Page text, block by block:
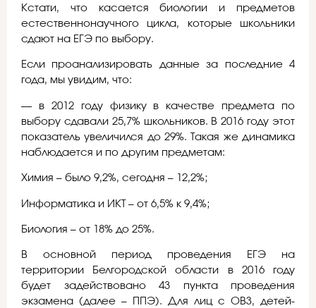
Кстати, что касается биологии и предметов
естественнонаучного цикла, которые школьники
сдают на ЕГЭ по выбору.
Если проанализировать данные за последние 4
года, мы увидим, что:
— в 2012 году физику в качестве предмета по
выбору сдавали 25,7% школьников. В 2016 году этот
показатель увеличился до 29%. Такая же динамика
наблюдается и по другим предметам:
Химия – было 9,2%, сегодня – 12,2%;
Информатика и ИКТ – от 6,5% к 9,4%;
Биология – от 18% до 25%.
В основной период проведения ЕГЭ на
территории Белгородской области в 2016 году
будет задействовано 43 пункта проведения
экзамена (далее – ППЭ). Для лиц с ОВЗ, детей-